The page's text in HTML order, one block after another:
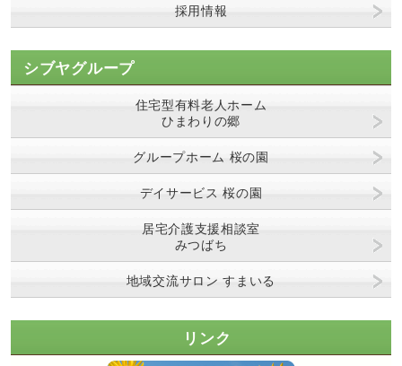
採用情報
シブヤグループ
住宅型有料老人ホーム
ひまわりの郷
グループホーム 桜の園
デイサービス 桜の園
居宅介護支援相談室
みつばち
地域交流サロン すまいる
リンク